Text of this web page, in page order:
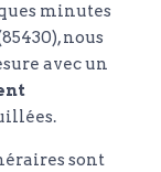
minutes
nous
avec un
sont